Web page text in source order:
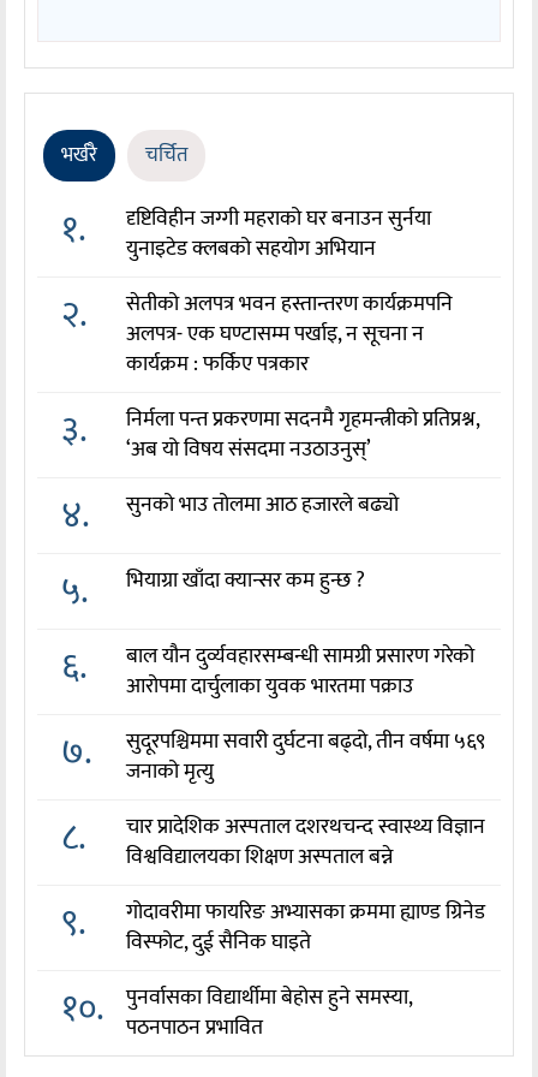
भर्खरै चर्चित
१.
दृष्टिविहीन जग्गी महराको घर बनाउन सुर्नया
युनाइटेड क्लबको सहयोग अभियान
२.
सेतीको अलपत्र भवन हस्तान्तरण कार्यक्रमपनि
अलपत्र- एक घण्टासम्म पर्खाइ, न सूचना न
कार्यक्रम : फर्किए पत्रकार
३.
निर्मला पन्त प्रकरणमा सदनमै गृहमन्त्रीको प्रतिप्रश्न,
‘अब यो विषय संसदमा नउठाउनुस्’
४. सुनको भाउ तोलमा आठ हजारले बढ्यो
५. भियाग्रा खाँदा क्यान्सर कम हुन्छ ?
६.
बाल यौन दुर्व्यवहारसम्बन्धी सामग्री प्रसारण गरेको
आरोपमा दार्चुलाका युवक भारतमा पक्राउ
७.
सुदूरपश्चिममा सवारी दुर्घटना बढ्दो, तीन वर्षमा ५६९
जनाको मृत्यु
८.
चार प्रादेशिक अस्पताल दशरथचन्द स्वास्थ्य विज्ञान
विश्वविद्यालयका शिक्षण अस्पताल बन्ने
९.
गोदावरीमा फायरिङ अभ्यासका क्रममा ह्याण्ड ग्रिनेड
विस्फोट, दुई सैनिक घाइते
१०.
पुनर्वासका विद्यार्थीमा बेहोस हुने समस्या,
पठनपाठन प्रभावित